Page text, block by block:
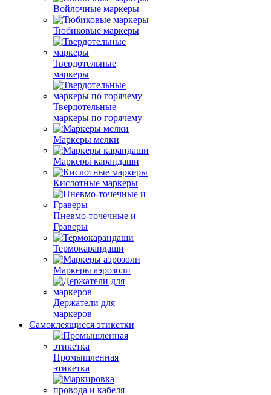
Войлочные маркеры
Тюбиковые маркеры
Твердотельные
маркеры
Твердотельные
маркеры по горячему
Маркеры мелки
Маркеры карандаши
Кислотные маркеры
Пневмо-точечные и
Граверы
Термокарандаши
Маркеры аэрозоли
Держатели для
маркеров
Самоклеящиеся этикетки
Промышленная
этикетка